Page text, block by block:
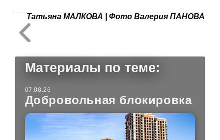
Татьяна МАЛКОВА | Фото Валерия ПАНОВА
Материалы по теме:
07.08.26
Добровольная блокировка